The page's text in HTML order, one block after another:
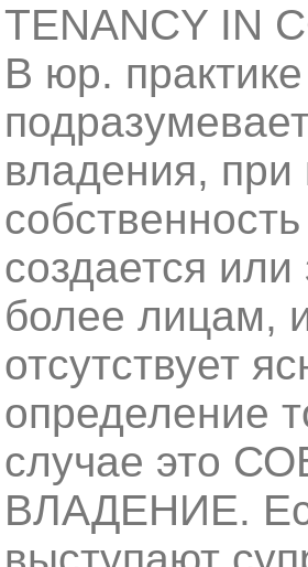
TENANCY IN
В юр.
владения, при
создается
более лицам,
отсутствует
определение
случае это
ВЛАДЕНИЕ.